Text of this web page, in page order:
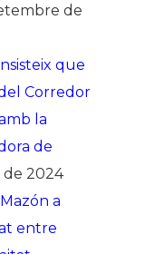
de
que
Corredor
la
de
2024
a
entre